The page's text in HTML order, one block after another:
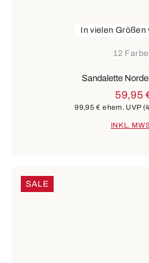
12
In vielen Größen
Sandalette
59,95
99,95 € ehem. UVP
INKL.
SALE